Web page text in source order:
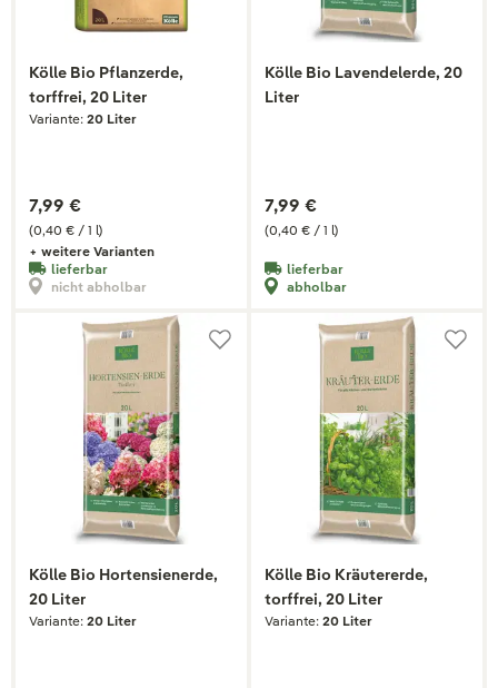
Kölle Bio Pflanzerde,
torffrei, 20 Liter
Variante: 20 Liter
(0,40 € / 1 l)
7,99 €
+ weitere Varianten
lieferbar
nicht abholbar
Kölle Bio Lavendelerde, 20
Liter
(0,40 € / 1 l)
7,99 €
lieferbar
abholbar
Kölle Bio Hortensienerde,
20 Liter
Variante: 20 Liter
Kölle Bio Kräutererde,
torffrei, 20 Liter
Variante: 20 Liter